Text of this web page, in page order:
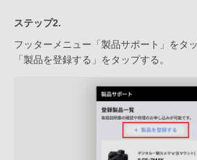
ステップ2.
フッターメニュー「製品サポート」をタッ
「製品を登録する」をタップする。